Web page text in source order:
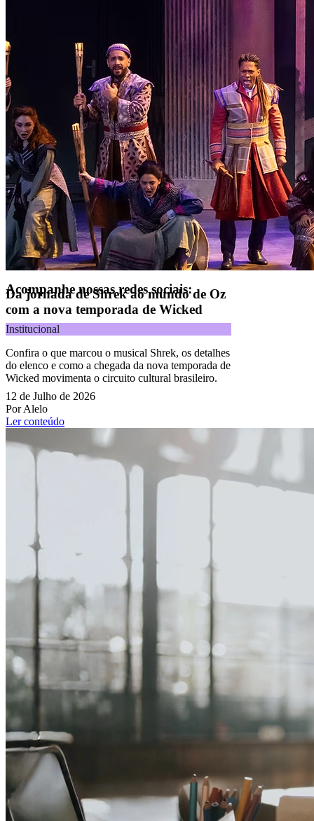
Da jornada de Shrek ao mundo de Oz
com a nova temporada de Wicked
Institucional
Confira o que marcou o musical Shrek, os detalhes
do elenco e como a chegada da nova temporada de
Wicked movimenta o circuito cultural brasileiro.
12 de Julho de 2026
Por Alelo
Ler conteúdo
Alelo Pod Gestão de VT
Soluções de Pagamentos
Alelo S.A.
CNPJ 04.740.876/0001-25 | Alameda Xingu, 512, 3º, 4º e 16º (parte)
andares, Alphaville, Barueri/SP | CEP 06455-030
Naip Instituição de Pagamento S.A.
CNPJ 09.092.759/0001-16 | Alameda Xingu, 512, 3º andar, parte,
Alphaville, Barueri/SP | CEP 06455-030
Todos os direitos reservados.
Copyright 2025 Alelo.
Acompanhe nossas redes sociais: